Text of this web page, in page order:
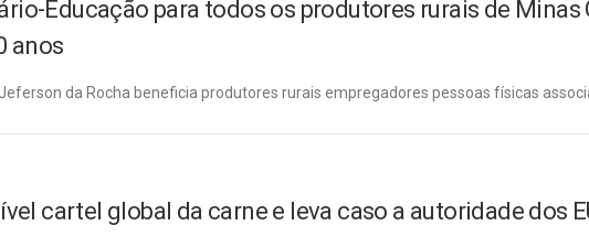
Educação para todos os produtores rurais de Minas
anos
da Rocha beneficia produtores rurais empregadores pessoas físicas
cartel global da carne e leva caso a autoridade dos